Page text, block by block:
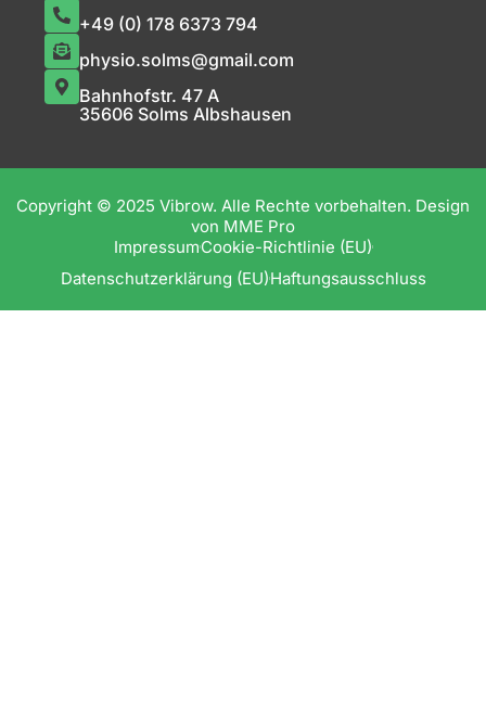
+49 (0) 178 6373 794
physio.solms@gmail.com
Bahnhofstr. 47 A
35606 Solms Albshausen
Copyright © 2025 Vibrow. Alle Rechte vorbehalten. Design
von MME Pro
ImpressumCookie-Richtlinie (EU)
Datenschutzerklärung (EU)Haftungsausschluss